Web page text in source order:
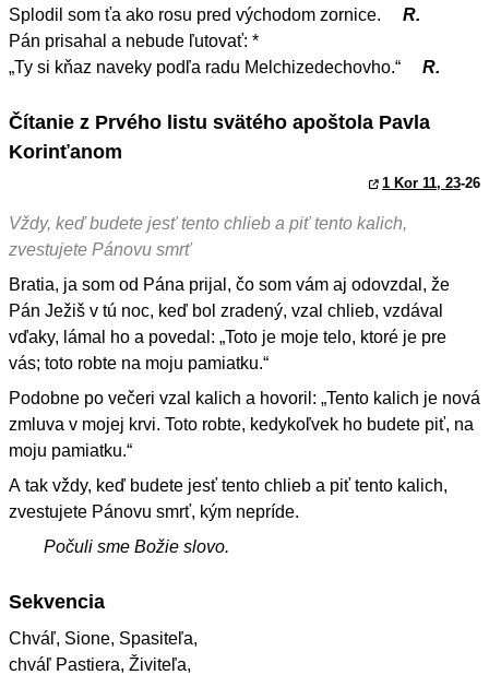
Splodil som ťa ako rosu pred východom zornice.
R.
Pán prisahal a nebude ľutovať: *
„Ty si kňaz naveky podľa radu Melchizedechovho.“
R.
Čítanie z Prvého listu svätého apoštola Pavla
Korinťanom
1 Kor 11, 23-26
Vždy, keď budete jesť tento chlieb a piť tento kalich,
zvestujete Pánovu smrť
Bratia, ja som od Pána prijal, čo som vám aj odovzdal, že
Pán Ježiš v tú noc, keď bol zradený, vzal chlieb, vzdával
vďaky, lámal ho a povedal: „Toto je moje telo, ktoré je pre
vás; toto robte na moju pamiatku.“
Podobne po večeri vzal kalich a hovoril: „Tento kalich je nová
zmluva v mojej krvi. Toto robte, kedykoľvek ho budete piť, na
moju pamiatku.“
A tak vždy, keď budete jesť tento chlieb a piť tento kalich,
zvestujete Pánovu smrť, kým nepríde.
Počuli sme Božie slovo.
Sekvencia
Chváľ, Sione, Spasiteľa,
chváľ Pastiera, Živiteľa,